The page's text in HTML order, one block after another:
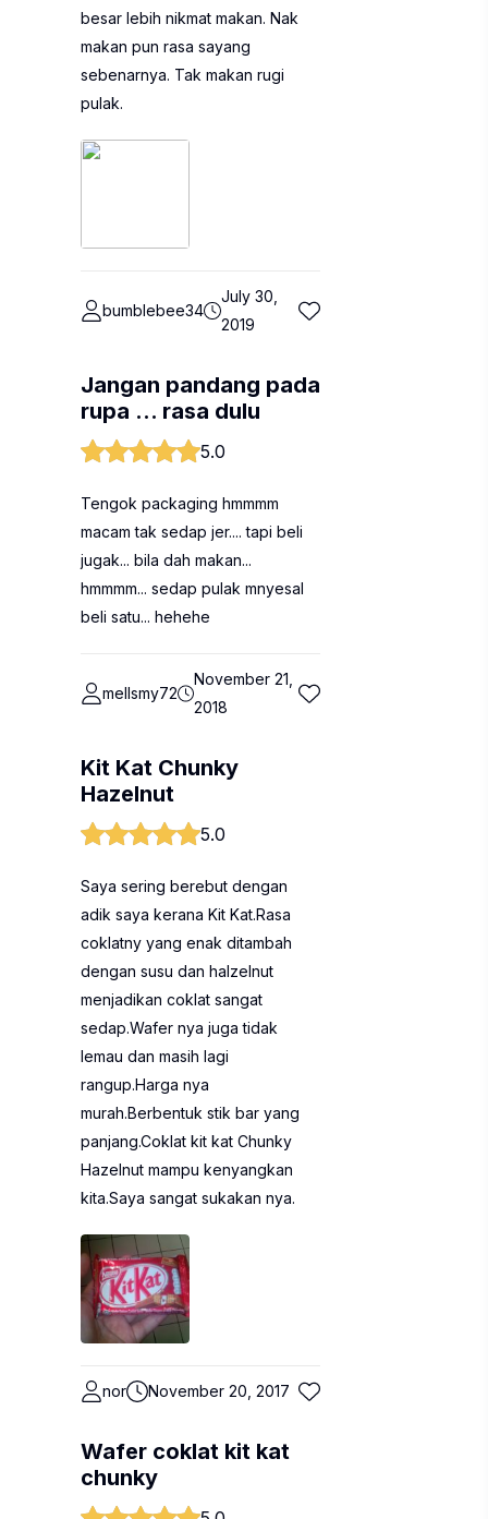
besar lebih nikmat makan. Nak
makan pun rasa sayang
sebenarnya. Tak makan rugi
pulak.
bumblebee34
July 30,
2019
Jangan pandang pada
rupa ... rasa dulu
5.0
Tengok packaging hmmmm
macam tak sedap jer.... tapi beli
jugak... bila dah makan...
hmmmm... sedap pulak mnyesal
beli satu... hehehe
mellsmy72
November 21,
2018
Kit Kat Chunky
Hazelnut
5.0
Saya sering berebut dengan
adik saya kerana Kit Kat.Rasa
coklatny yang enak ditambah
dengan susu dan halzelnut
menjadikan coklat sangat
sedap.Wafer nya juga tidak
lemau dan masih lagi
rangup.Harga nya
murah.Berbentuk stik bar yang
panjang.Coklat kit kat Chunky
Hazelnut mampu kenyangkan
kita.Saya sangat sukakan nya.
nor November 20, 2017
Wafer coklat kit kat
chunky